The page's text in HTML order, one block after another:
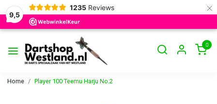
9,5
1235 Reviews ×
0
Home Player 100 Teemu Harju No.2